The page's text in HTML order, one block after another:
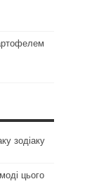
зодіаку
цього